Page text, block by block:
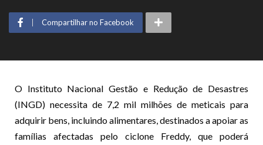
Compartilhar no Facebook
O Instituto Nacional Gestão e Redução de Desastres
(INGD) necessita de 7,2 mil milhões de meticais para
adquirir bens, incluindo alimentares, destinados a apoiar as
famílias afectadas pelo ciclone Freddy, que poderá